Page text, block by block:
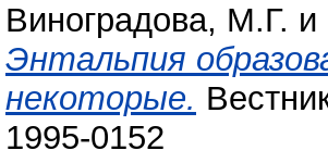
Виноградова, М.Г. и
Энтальпия
некоторые.
1995-0152